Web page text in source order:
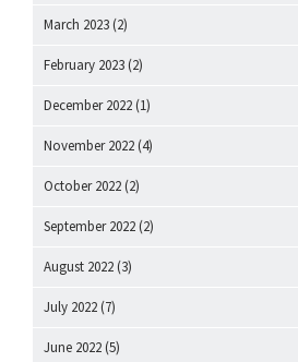
March 2023 (2)
February 2023 (2)
December 2022 (1)
November 2022 (4)
October 2022 (2)
September 2022 (2)
August 2022 (3)
July 2022 (7)
June 2022 (5)